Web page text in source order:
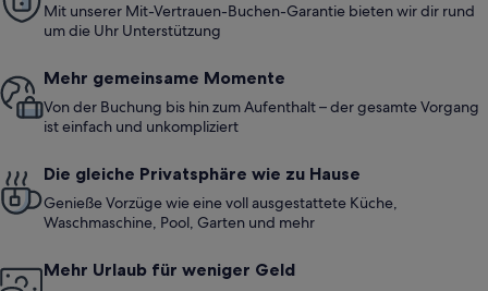
Mit unserer Mit-Vertrauen-Buchen-Garantie bieten wir dir rund
um die Uhr Unterstützung
Mehr gemeinsame Momente
Von der Buchung bis hin zum Aufenthalt – der gesamte Vorgang
ist einfach und unkompliziert
Die gleiche Privatsphäre wie zu Hause
Genieße Vorzüge wie eine voll ausgestattete Küche,
Waschmaschine, Pool, Garten und mehr
Mehr Urlaub für weniger Geld